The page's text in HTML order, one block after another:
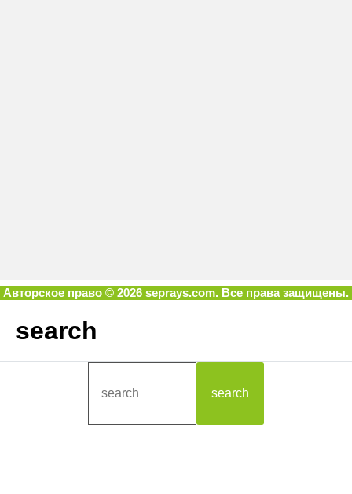
Авторское право © 2026 seprays.com. Все права защищены.
search
search